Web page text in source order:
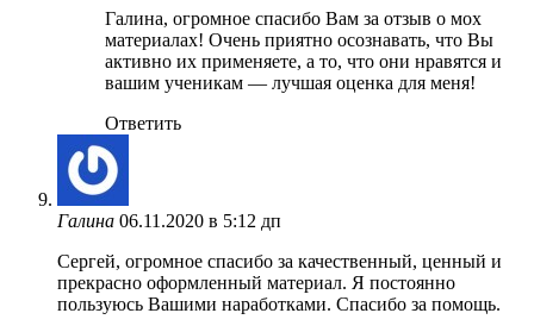
Галина, огромное спасибо Вам за отзыв о мох
материалах! Очень приятно осознавать, что Вы
активно их применяете, а то, что они нравятся и
вашим ученикам — лучшая оценка для меня!
Ответить
Галина 06.11.2020 в 5:12 дп
Сергей, огромное спасибо за качественный, ценный и
прекрасно оформленный материал. Я постоянно
пользуюсь Вашими наработками. Спасибо за помощь.